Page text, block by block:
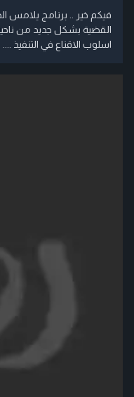
فيكم خير .. برنامج يلامس
القضية بشكل جديد من ناحية
اسلوب الاقناع في التنفيذ ....